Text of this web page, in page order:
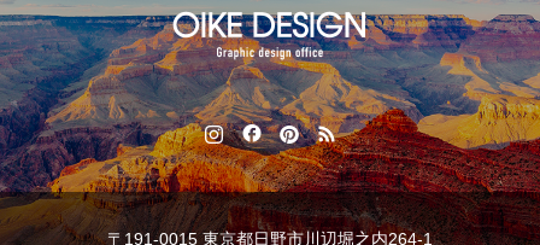
〒191-0015 東京都日野市川辺堀之内264-1